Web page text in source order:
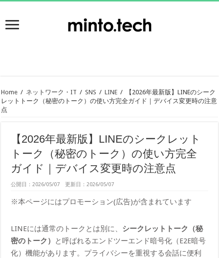
Home / ネットワーク・IT / SNS / LINE /
【2026年最新版】LINEのシーク
レットトーク（秘密のトーク）の使い方完全ガイド｜デバイス変更時の注意
点
【2026年最新版】LINEのシークレット
トーク（秘密のトーク）の使い方完全
ガイド｜デバイス変更時の注意点
公開日：2026/05/07 更新日：2026/05/07
※本ページにはプロモーション(広告)が含まれています
LINEには通常のトークとは別に、 シークレットトーク（秘
密のトーク） と呼ばれるエンドツーエンド暗号化（E2E暗号
化）機能があります。プライバシーを重視する会話に便利